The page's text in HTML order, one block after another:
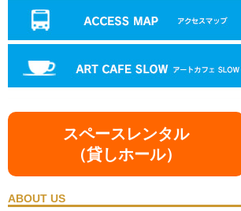
スペースレンタル
（貸しホール）
ABOUT US